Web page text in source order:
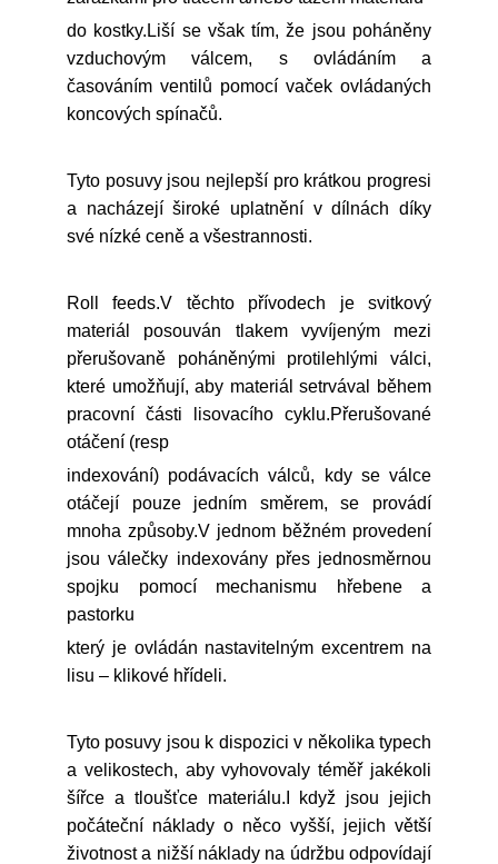
do kostky.Liší se však tím, že jsou poháněny
vzduchovým válcem, s ovládáním a
časováním ventilů pomocí vaček ovládaných
koncových spínačů.
Tyto posuvy jsou nejlepší pro krátkou progresi
a nacházejí široké uplatnění v dílnách díky
své nízké ceně a všestrannosti.
Roll feeds.V těchto přívodech je svitkový
materiál posouván tlakem vyvíjeným mezi
přerušovaně poháněnými protilehlými válci,
které umožňují, aby materiál setrvával během
pracovní části lisovacího cyklu.Přerušované
otáčení (resp
indexování) podávacích válců, kdy se válce
otáčejí pouze jedním směrem, se provádí
mnoha způsoby.V jednom běžném provedení
jsou válečky indexovány přes jednosměrnou
spojku pomocí mechanismu hřebene a
pastorku
který je ovládán nastavitelným excentrem na
lisu – klikové hřídeli.
Tyto posuvy jsou k dispozici v několika typech
a velikostech, aby vyhovovaly téměř jakékoli
šířce a tloušťce materiálu.I když jsou jejich
počáteční náklady o něco vyšší, jejich větší
životnost a nižší náklady na údržbu odpovídají